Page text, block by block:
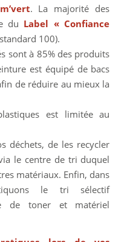
. La majorité des
du Label « Confiance
100).
sont à 85% des produits
est équipé de bacs
de réduire au mieux la
est limitée au
déchets, de les recycler
le centre de tri duquel
matériaux. Enfin, dans
le tri sélectif
de toner et matériel